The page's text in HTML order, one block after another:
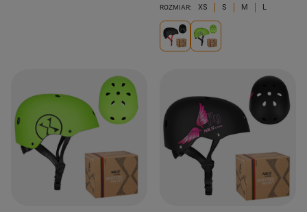
ROZMIAR: XS S M L